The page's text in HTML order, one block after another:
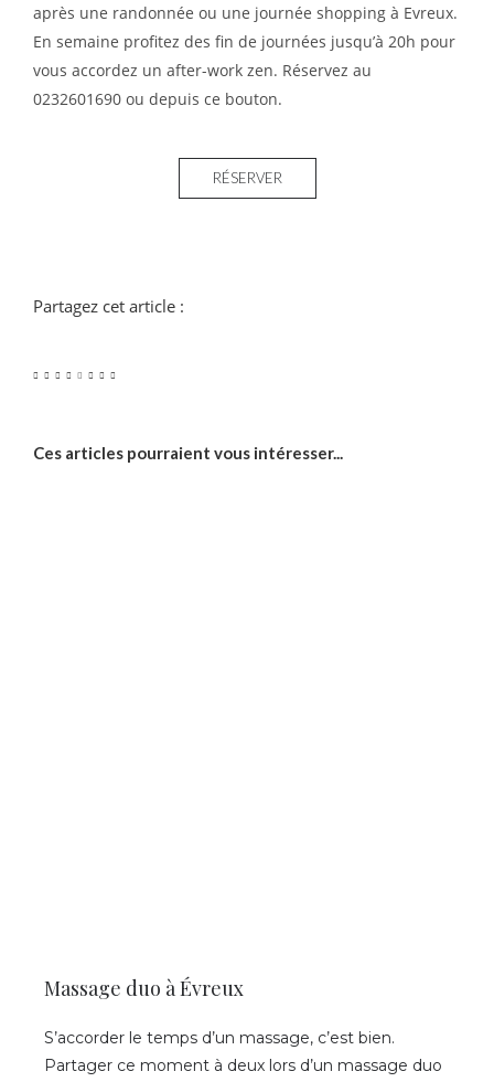
après une randonnée ou une journée shopping à Evreux.
En semaine profitez des fin de journées jusqu’à 20h pour
vous accordez un after-work zen. Réservez au
0232601690 ou depuis ce bouton.
RÉSERVER
Partagez cet article :
Ces articles pourraient vous intéresser...
Massage duo à Évreux
S’accorder le temps d’un massage, c’est bien.
Partager ce moment à deux lors d’un massage duo